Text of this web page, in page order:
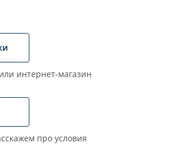
интернет-магазин
про условия